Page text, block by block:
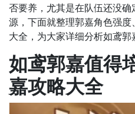
否要养，尤其是在队伍还没
源，下面就整理郭嘉角色强
大全，为大家详细分析如鸢郭
如鸢郭嘉值得
嘉攻略大全